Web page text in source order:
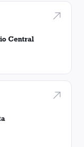
Central